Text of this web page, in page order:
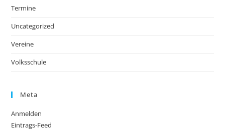
Termine
Uncategorized
Vereine
Volksschule
Meta
Anmelden
Eintrags-Feed